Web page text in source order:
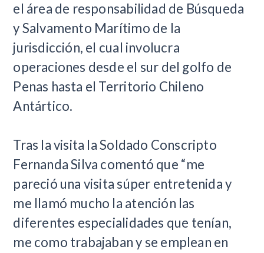
el área de responsabilidad de Búsqueda
y Salvamento Marítimo de la
jurisdicción, el cual involucra
operaciones desde el sur del golfo de
Penas hasta el Territorio Chileno
Antártico.
Tras la visita la Soldado Conscripto
Fernanda Silva comentó que “me
pareció una visita súper entretenida y
me llamó mucho la atención las
diferentes especialidades que tenían,
me como trabajaban y se emplean en